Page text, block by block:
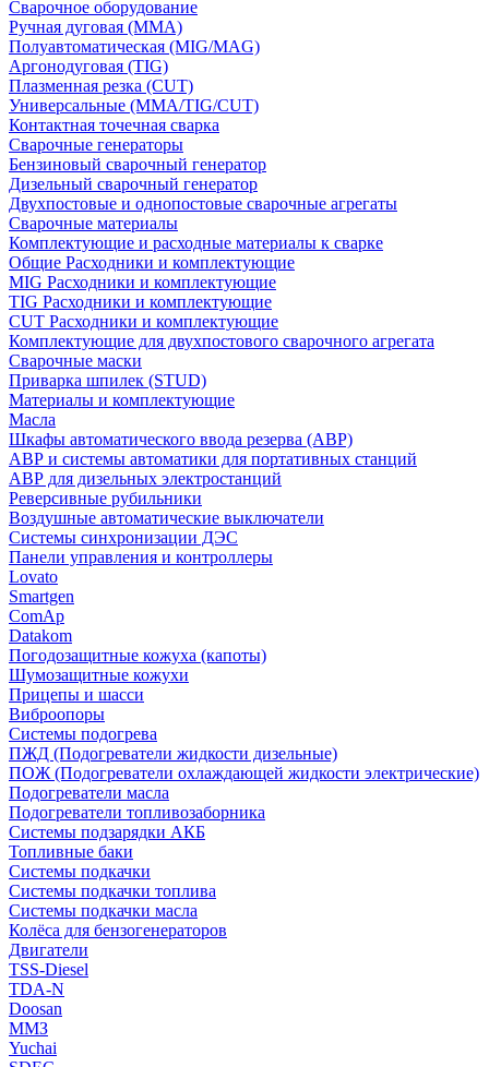
Сварочное оборудование
Ручная дуговая (MMA)
Полуавтоматическая (MIG/MAG)
Аргонодуговая (TIG)
Плазменная резка (CUT)
Универсальные (MMA/TIG/CUT)
Контактная точечная сварка
Сварочные генераторы
Бензиновый сварочный генератор
Дизельный сварочный генератор
Двухпостовые и однопостовые сварочные агрегаты
Сварочные материалы
Комплектующие и расходные материалы к сварке
Общие Расходники и комплектующие
MIG Расходники и комплектующие
TIG Расходники и комплектующие
CUT Расходники и комплектующие
Комплектующие для двухпостового сварочного агрегата
Сварочные маски
Приварка шпилек (STUD)
Материалы и комплектующие
Масла
Шкафы автоматического ввода резерва (АВР)
АВР и системы автоматики для портативных станций
АВР для дизельных электростанций
Реверсивные рубильники
Воздушные автоматические выключатели
Системы синхронизации ДЭС
Панели управления и контроллеры
Lovato
Smartgen
ComAp
Datakom
Погодозащитные кожуха (капоты)
Шумозащитные кожухи
Прицепы и шасси
Виброопоры
Системы подогрева
ПЖД (Подогреватели жидкости дизельные)
ПОЖ (Подогреватели охлаждающей жидкости электрические)
Подогреватели масла
Подогреватели топливозаборника
Системы подзарядки АКБ
Топливные баки
Системы подкачки
Системы подкачки топлива
Системы подкачки масла
Колёса для бензогенераторов
Двигатели
TSS-Diesel
TDA-N
Doosan
ММЗ
Yuchai